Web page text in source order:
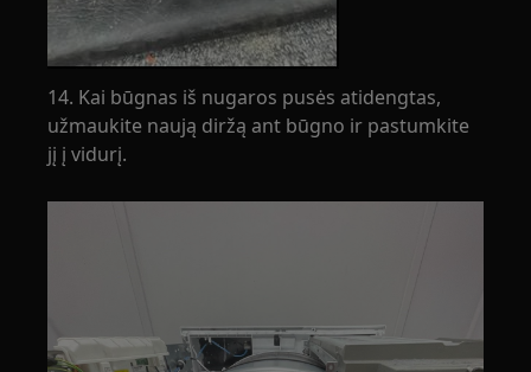
14. Kai būgnas iš nugaros pusės atidengtas,
užmaukite naują diržą ant būgno ir pastumkite
jį į vidurį.